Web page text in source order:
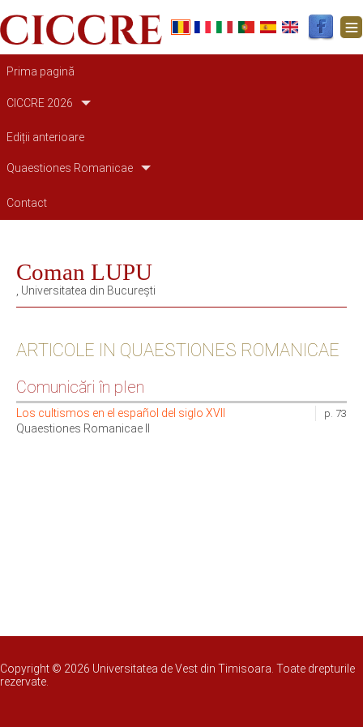
Main navigation
Prima pagină
CICCRE 2026
Ediții anterioare
Quaestiones Romanicae
Contact
Coman LUPU
, Universitatea din București
ARTICOLE IN QUAESTIONES ROMANICAE
Comunicări în plen
p. 73
Los cultismos en el español del siglo XVII
Quaestiones Romanicae II
Copyright © 2026 Universitatea de Vest din Timisoara. Toate drepturile
rezervate.